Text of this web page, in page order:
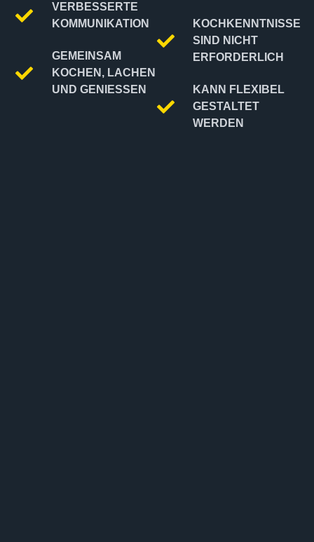
VERBESSERTE
KOMMUNIKATION
GEMEINSAM
KOCHEN, LACHEN
UND GENIESSEN
KOCHKENNTNISSE
SIND NICHT
ERFORDERLICH
KANN FLEXIBEL
GESTALTET
WERDEN